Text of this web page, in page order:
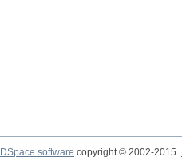
DSpace software copyright © 2002-2015